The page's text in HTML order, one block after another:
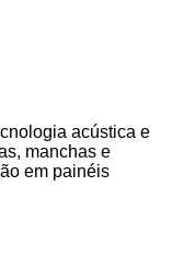
acústica e
manchas e
em painéis